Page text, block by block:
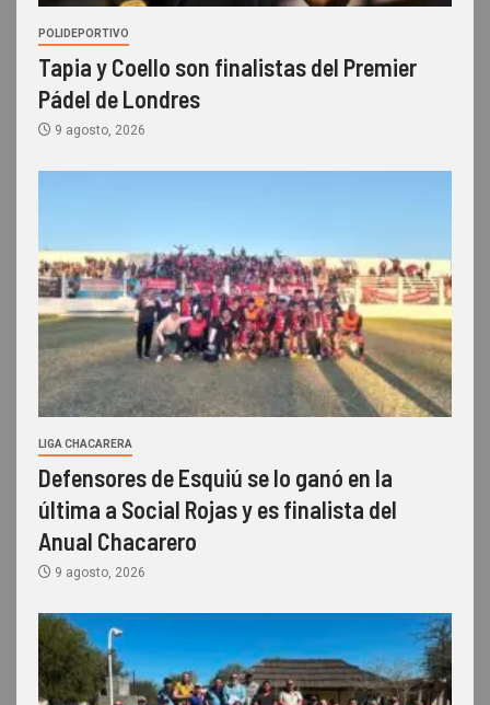
POLIDEPORTIVO
Tapia y Coello son finalistas del Premier
Pádel de Londres
9 agosto, 2026
LIGA CHACARERA
Defensores de Esquiú se lo ganó en la
última a Social Rojas y es finalista del
Anual Chacarero
9 agosto, 2026